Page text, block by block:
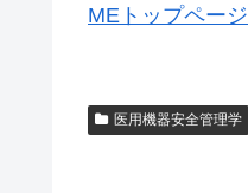
MEトップページ
医用機器安全管理学